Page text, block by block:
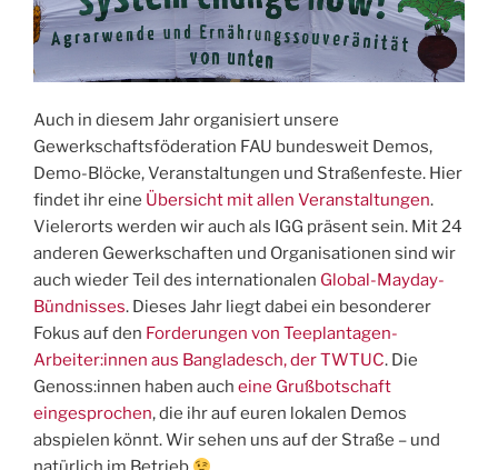
Auch in diesem Jahr organisiert unsere
Gewerkschaftsföderation FAU bundesweit Demos,
Demo-Blöcke, Veranstaltungen und Straßenfeste. Hier
findet ihr eine Übersicht mit allen Veranstaltungen.
Vielerorts werden wir auch als IGG präsent sein. Mit 24
anderen Gewerkschaften und Organisationen sind wir
auch wieder Teil des internationalen Global-Mayday-
Bündnisses. Dieses Jahr liegt dabei ein besonderer
Fokus auf den Forderungen von Teeplantagen-
Arbeiter:innen aus Bangladesch, der TWTUC. Die
Genoss:innen haben auch eine Grußbotschaft
eingesprochen, die ihr auf euren lokalen Demos
abspielen könnt. Wir sehen uns auf der Straße – und